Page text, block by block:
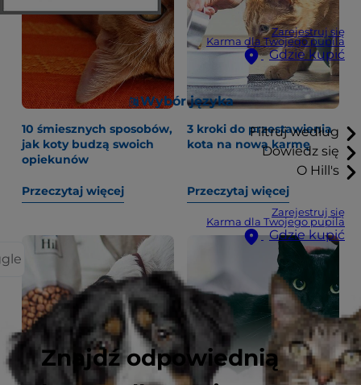
Zarejestruj się
Karma dla Twojego pupila
Gdzie kupić
Wybór języka
Filtruj według
Dowiedz się
O Hill's
Zarejestruj się
Karma dla Twojego pupila
Gdzie kupić
Znajdź odpowiednią
10 śmiesznych sposobów,
jak koty budzą swoich
opiekunów
Przeczytaj więcej
3 kroki do przestawienia
kota na nową karmę
Przeczytaj więcej